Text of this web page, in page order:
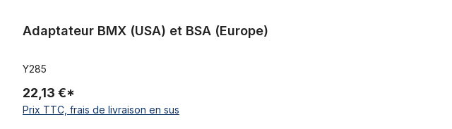
Adaptateur BMX (USA) et BSA (Europe)
Y285
22,13 €*
Prix TTC, frais de livraison en sus